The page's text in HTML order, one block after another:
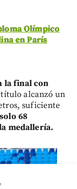
Olímpico
en París
la final con
alcanzó un
suficiente
68
medallería.